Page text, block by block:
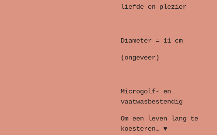
liefde en plezier
Diameter = 11 cm
(ongeveer)
Microgolf- en
vaatwasbestendig
Om een leven lang te
koesteren… ♥